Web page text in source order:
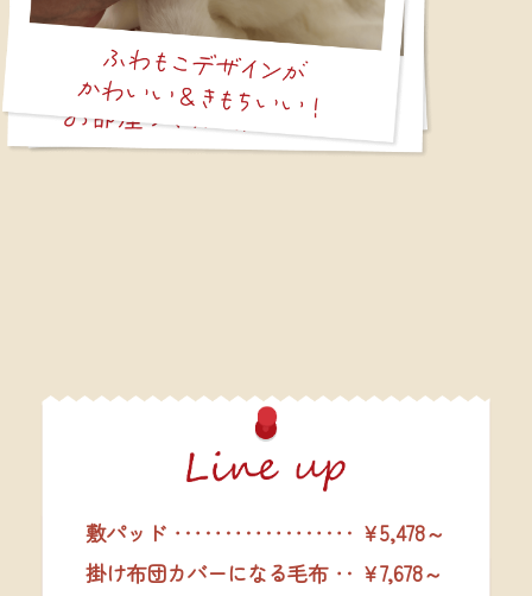
敷パッド ‥‥‥‥‥‥‥‥‥ ￥5,478～
掛け布団カバーになる毛布 ‥ ￥7,678～